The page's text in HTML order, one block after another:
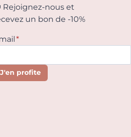
Rejoignez-nous et
un bon de -10%
*
J'en profite